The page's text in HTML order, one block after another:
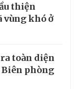
thiện
vùng khó ở
toàn diện
Biên phòng